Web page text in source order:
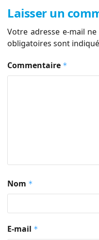
Laisser un
Votre adresse e-mail
obligatoires sont
Commentaire *
Nom *
E-mail *